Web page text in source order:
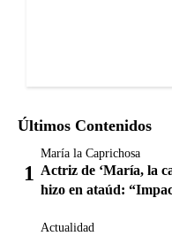
Últimos Contenidos
María la Caprichosa
Actriz de ‘María, la
hizo en ataúd:
Actualidad